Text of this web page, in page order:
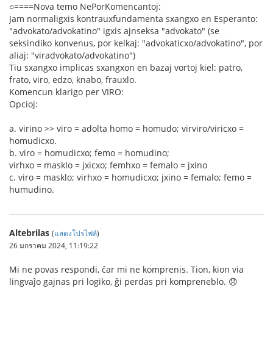
○====Nova temo NePorKomencantoj:
Jam normaligxis kontrauxfundamenta sxangxo en Esperanto:
"advokato/advokatino" igxis ajnseksa "advokato" (se
seksindiko konvenus, por kelkaj: "advokaticxo/advokatino", por
aliaj: "viradvokato/advokatino")
Tiu sxangxo implicas sxangxon en bazaj vortoj kiel: patro,
frato, viro, edzo, knabo, frauxlo.
Komencun klarigo per VIRO:
Opcioj:
a. virino >> viro = adolta homo = homudo; virviro/viricxo =
homudicxo.
b. viro = homudicxo; femo = homudino;
virhxo = masklo = jxicxo; femhxo = femalo = jxino
c. viro = masklo; virhxo = homudicxo; jxino = femalo; femo =
humudino.
Altebrilas (แสดงโปรไฟล์)
26 มกราคม 2024, 11:19:22
Mi ne povas respondi, ĉar mi ne komprenis. Tion, kion via
lingvaĵo gajnas pri logiko, ĝi perdas pri kompreneblo. 😞